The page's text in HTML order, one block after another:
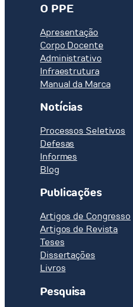
O PPE
Apresentação
Corpo Docente
Administrativo
Infraestrutura
Manual da Marca
Notícias
Processos Seletivos
Defesas
Informes
Blog
Publicações
Artigos de Congresso
Artigos de Revista
Teses
Dissertações
Livros
Pesquisa